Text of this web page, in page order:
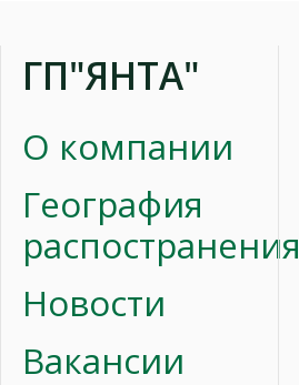
ГП"ЯНТА"
О компании
География
распостранения
Новости
Вакансии